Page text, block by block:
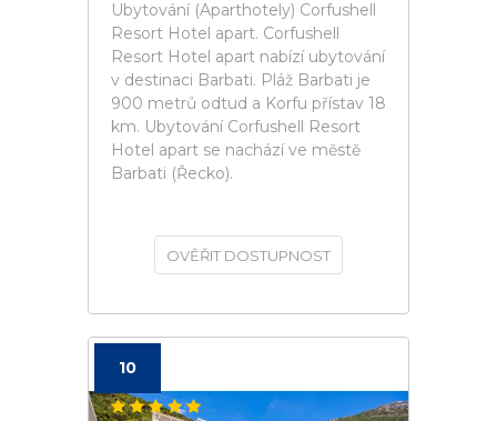
Ubytování (Aparthotely) Corfushell
Resort Hotel apart. Corfushell
Resort Hotel apart nabízí ubytování
v destinaci Barbati. Pláž Barbati je
900 metrů odtud a Korfu přístav 18
km. Ubytování Corfushell Resort
Hotel apart se nachází ve městě
Barbati (Řecko).
OVĚŘIT DOSTUPNOST
10